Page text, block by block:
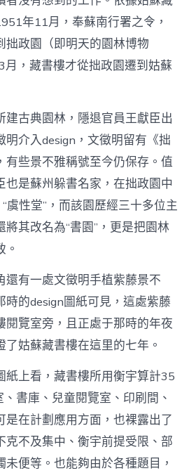
年11月，奉蘇南行署之令，
拙政園（即明天的園林博物
，藏書樓才從拙政園遷到姑蘇
建古典園林，隱退官員王獻臣出
明介入design，文徵明留有《拙
有些景不雅稱號至今仍保存。值
也是蘇州躲書名家，在拙政園中
虞性堂”，而該園歷經三十多位主
其改名為“書園”，更是把園林
還有一處文徵明手植紫藤景不
時的design圖紙可見，這處紫藤
閱覽室旁，且正處于那時的年夜
了姑蘇藏書樓在這里的七年。
紙上看，藏書樓所用衡宇算計35
書庫、兒童閱覽室、印刷間、
是在計劃應用方面，也裸露出了
克不及集中、衡宇前提受限、部
便等。也能夠由於各種題目，